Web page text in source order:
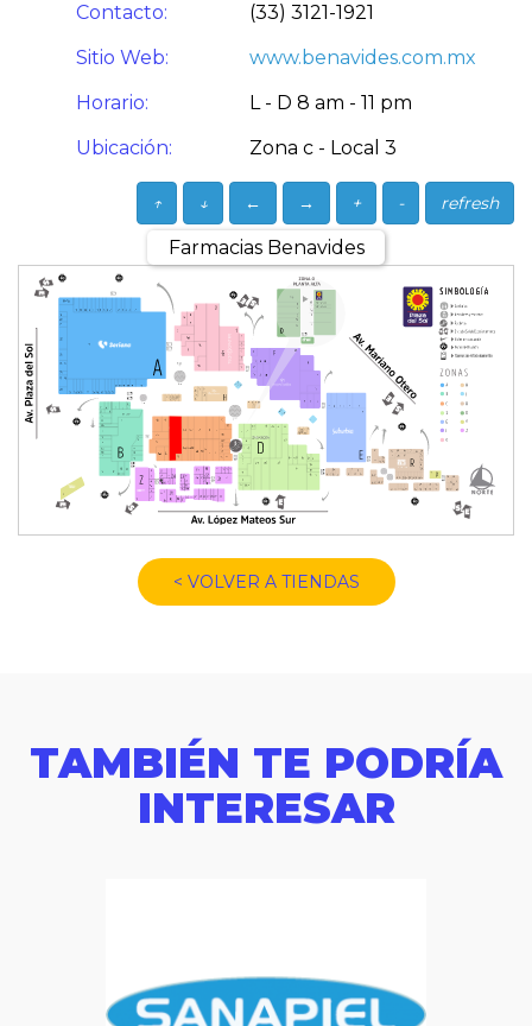
Contacto:
(33) 3121-1921
Sitio Web:
www.benavides.com.mx
Horario:
L - D 8 am - 11 pm
Ubicación:
Zona c - Local 3
refresh
-
+
→
←
↓
↑
Farmacias Benavides
< VOLVER A TIENDAS
TAMBIÉN TE PODRÍA
INTERESAR